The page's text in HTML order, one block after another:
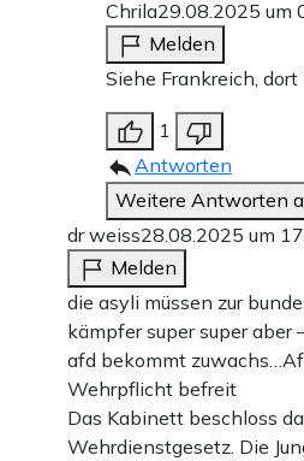
Chrila29.08.2025 um
Melden
Siehe Frankreich,
1
Antworten
Weitere Antworten
dr weiss28.08.2025 um
Melden
die asyli müssen zur
kämpfer super super aber
afd bekommt
Wehrpflicht befreit
Das Kabinett beschloss
Wehrdienstgesetz. Die